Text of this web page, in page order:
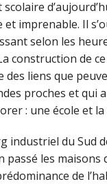
scolaire
et imprenable. Il
selon les
construction de
des liens que
proches et qui
: une école et
industriel du Sud
passé les maisons
de